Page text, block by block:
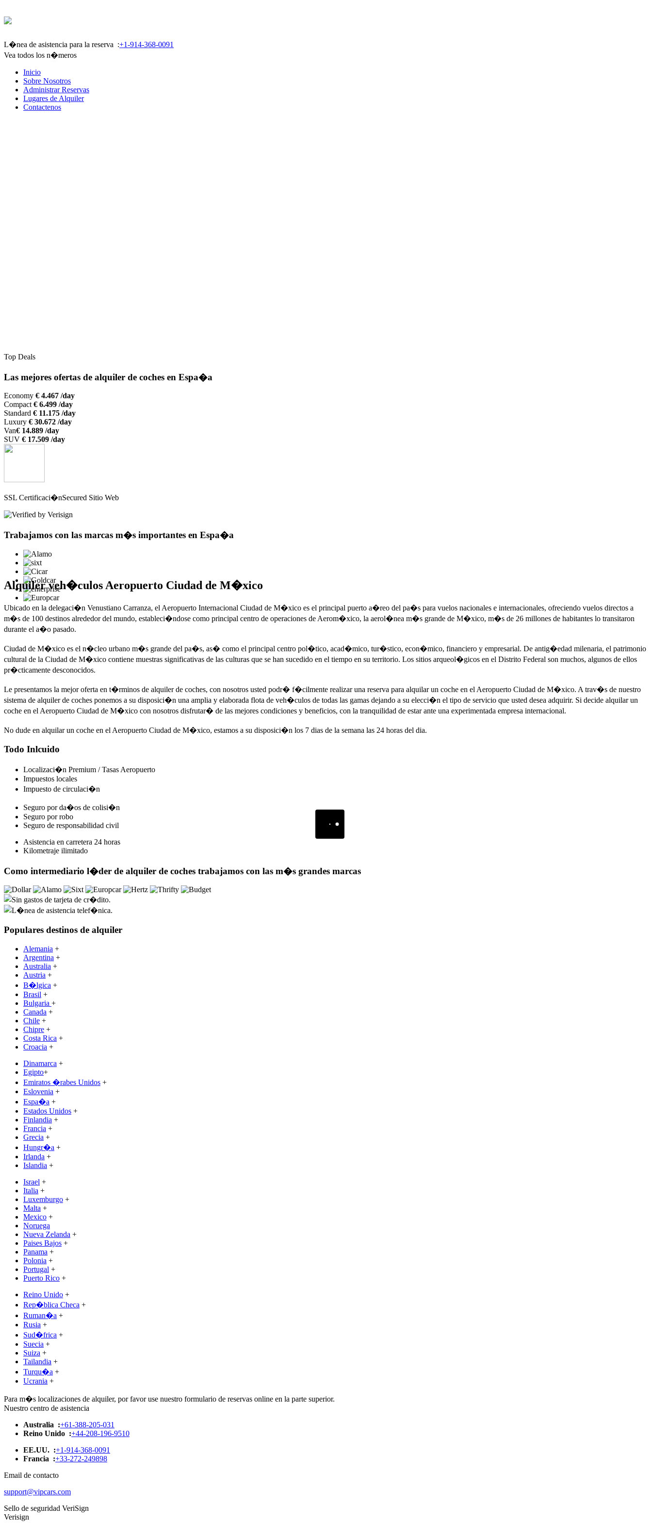
L�nea de asistencia para la reserva :+1-914-368-0091
Vea todos los n�meros
Inicio
Sobre Nosotros
Administrar Reservas
Lugares de Alquiler
Contactenos
Top Deals
Las mejores ofertas de alquiler de coches en Espa�a
Economy € 4.467 /day
Compact € 6.499 /day
Standard € 11.175 /day
Luxury € 30.672 /day
Van€ 14.889 /day
SUV € 17.509 /day
SSL Certificaci�nSecured Sitio Web
Trabajamos con las marcas m�s importantes en Espa�a
Alquiler veh�culos Aeropuerto Ciudad de M�xico
Ubicado en la delegaci�n Venustiano Carranza, el Aeropuerto Internacional Ciudad de M�xico es el principal puerto a�reo del pa�s para vuelos nacionales e internacionales, ofreciendo vuelos directos a
m�s de 100 destinos alrededor del mundo, estableci�ndose como principal centro de operaciones de Aerom�xico, la aerol�nea m�s grande de M�xico, m�s de 26 millones de habitantes lo transitaron
durante el a�o pasado.
Ciudad de M�xico es el n�cleo urbano m�s grande del pa�s, as� como el principal centro pol�tico, acad�mico, tur�stico, econ�mico, financiero y empresarial. De antig�edad milenaria, el patrimonio
cultural de la Ciudad de M�xico contiene muestras significativas de las culturas que se han sucedido en el tiempo en su territorio. Los sitios arqueol�gicos en el Distrito Federal son muchos, algunos de ellos
pr�cticamente desconocidos.
Le presentamos la mejor oferta en t�rminos de alquiler de coches, con nosotros usted podr� f�cilmente realizar una reserva para alquilar un coche en el Aeropuerto Ciudad de M�xico. A trav�s de nuestro
sistema de alquiler de coches ponemos a su disposici�n una amplia y elaborada flota de veh�culos de todas las gamas dejando a su elecci�n el tipo de servicio que usted desea adquirir. Si decide alquilar un
coche en el Aeropuerto Ciudad de M�xico con nosotros disfrutar� de las mejores condiciones y beneficios, con la tranquilidad de estar ante una experimentada empresa internacional.
No dude en alquilar un coche en el Aeropuerto Ciudad de M�xico, estamos a su disposici�n los 7 dias de la semana las 24 horas del dia.
Todo Inlcuido
Localizaci�n Premium / Tasas Aeropuerto
Impuestos locales
Impuesto de circulaci�n
Seguro por da�os de colisi�n
Seguro por robo
Seguro de responsabilidad civil
Asistencia en carretera 24 horas
Kilometraje ilimitado
Como intermediario l�der de alquiler de coches trabajamos con las m�s grandes marcas
Populares destinos de alquiler
Alemania +
Argentina +
Australia +
Austria +
B�lgica +
Brasil +
Bulgaria +
Canada +
Chile +
Chipre +
Costa Rica +
Croacia +
Dinamarca +
Egipto+
Emiratos �rabes Unidos +
Eslovenia +
Espa�a +
Estados Unidos +
Finlandia +
Francia +
Grecia +
Hungr�a +
Irlanda +
Islandia +
Israel +
Italia +
Luxemburgo +
Malta +
Mexico +
Noruega
Nueva Zelanda +
Paises Bajos +
Panama +
Polonia +
Portugal +
Puerto Rico +
Reino Unido +
Rep�blica Checa +
Ruman�a +
Rusia +
Sud�frica +
Suecia +
Suiza +
Tailandia +
Turqu�a +
Ucrania +
Para m�s localizaciones de alquiler, por favor use nuestro formulario de reservas online en la parte superior.
Nuestro centro de asistencia
Australia :+61-388-205-031
Reino Unido :+44-208-196-9510
EE.UU. :+1-914-368-0091
Francia :+33-272-249898
Email de contacto
support@vipcars.com
Sello de seguridad VeriSign
Verisign